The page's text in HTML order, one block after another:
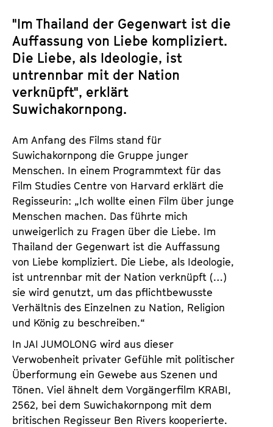
"Im Thailand der Gegenwart ist die
Auffassung von Liebe kompliziert.
Die Liebe, als Ideologie, ist
untrennbar mit der Nation
verknüpft", erklärt
Suwichakornpong.
Am Anfang des Films stand für
Suwichakornpong die Gruppe junger
Menschen. In einem Programmtext für das
Film Studies Centre von Harvard erklärt die
Regisseurin: „Ich wollte einen Film über junge
Menschen machen. Das führte mich
unweigerlich zu Fragen über die Liebe. Im
Thailand der Gegenwart ist die Auffassung
von Liebe kompliziert. Die Liebe, als Ideologie,
ist untrennbar mit der Nation verknüpft (…)
sie wird genutzt, um das pflichtbewusste
Verhältnis des Einzelnen zu Nation, Religion
und König zu beschreiben.“
In JAI JUMOLONG wird aus dieser
Verwobenheit privater Gefühle mit politischer
Überformung ein Gewebe aus Szenen und
Tönen. Viel ähnelt dem Vorgängerfilm KRABI,
2562, bei dem Suwichakornpong mit dem
britischen Regisseur Ben Rivers kooperierte.